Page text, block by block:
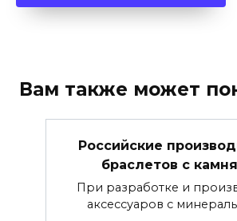
Вам также может
Российские
браслетов с
При разработке и
аксессуаров с